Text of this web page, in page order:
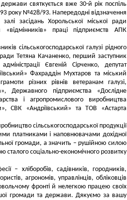
святкується вже 30-й рік поспіль
року №428/93. Напередодні відзначення
засідань Хорольської міської ради
«відмінників» праці підприємств АПК
сільськогосподарської галузі рідного
Тетяна Качаненко, перший заступник
Євгеній Сірченко, депутат
Фахраддін Мухтаров та міський
різних рівнів ветеранам галузі,
Державного підприємства «Дослідне
і агропромислового виробництва
СВК «Андріївський» та ТОВ «Астарта
сільськогосподарської продукції
платниками і наповнювачами дохідної
громади, а значить – рушійною силою
соціально-економічного розвитку
– хліборобів, садівників, городників,
агрономів, управлінців, обліковців
фронті й нелегкою працею своїх
громади та держави. Дякуємо за вашу